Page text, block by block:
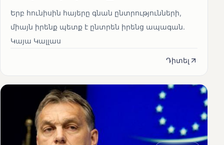
Երբ հունիսին հայերը գնան ընտրությունների,
միայն իրենք պետք է ընտրեն իրենց ապագան.
Կայա Կալլաս
Դիտել